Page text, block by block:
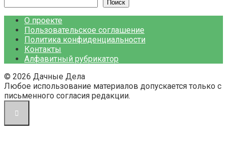
Поиск
О проекте
Пользовательское соглашение
Политика конфиденциальности
Контакты
Алфавитный рубрикатор
© 2026 Дачные Дела
Любое использование материалов допускается только с
письменного согласия редакции.